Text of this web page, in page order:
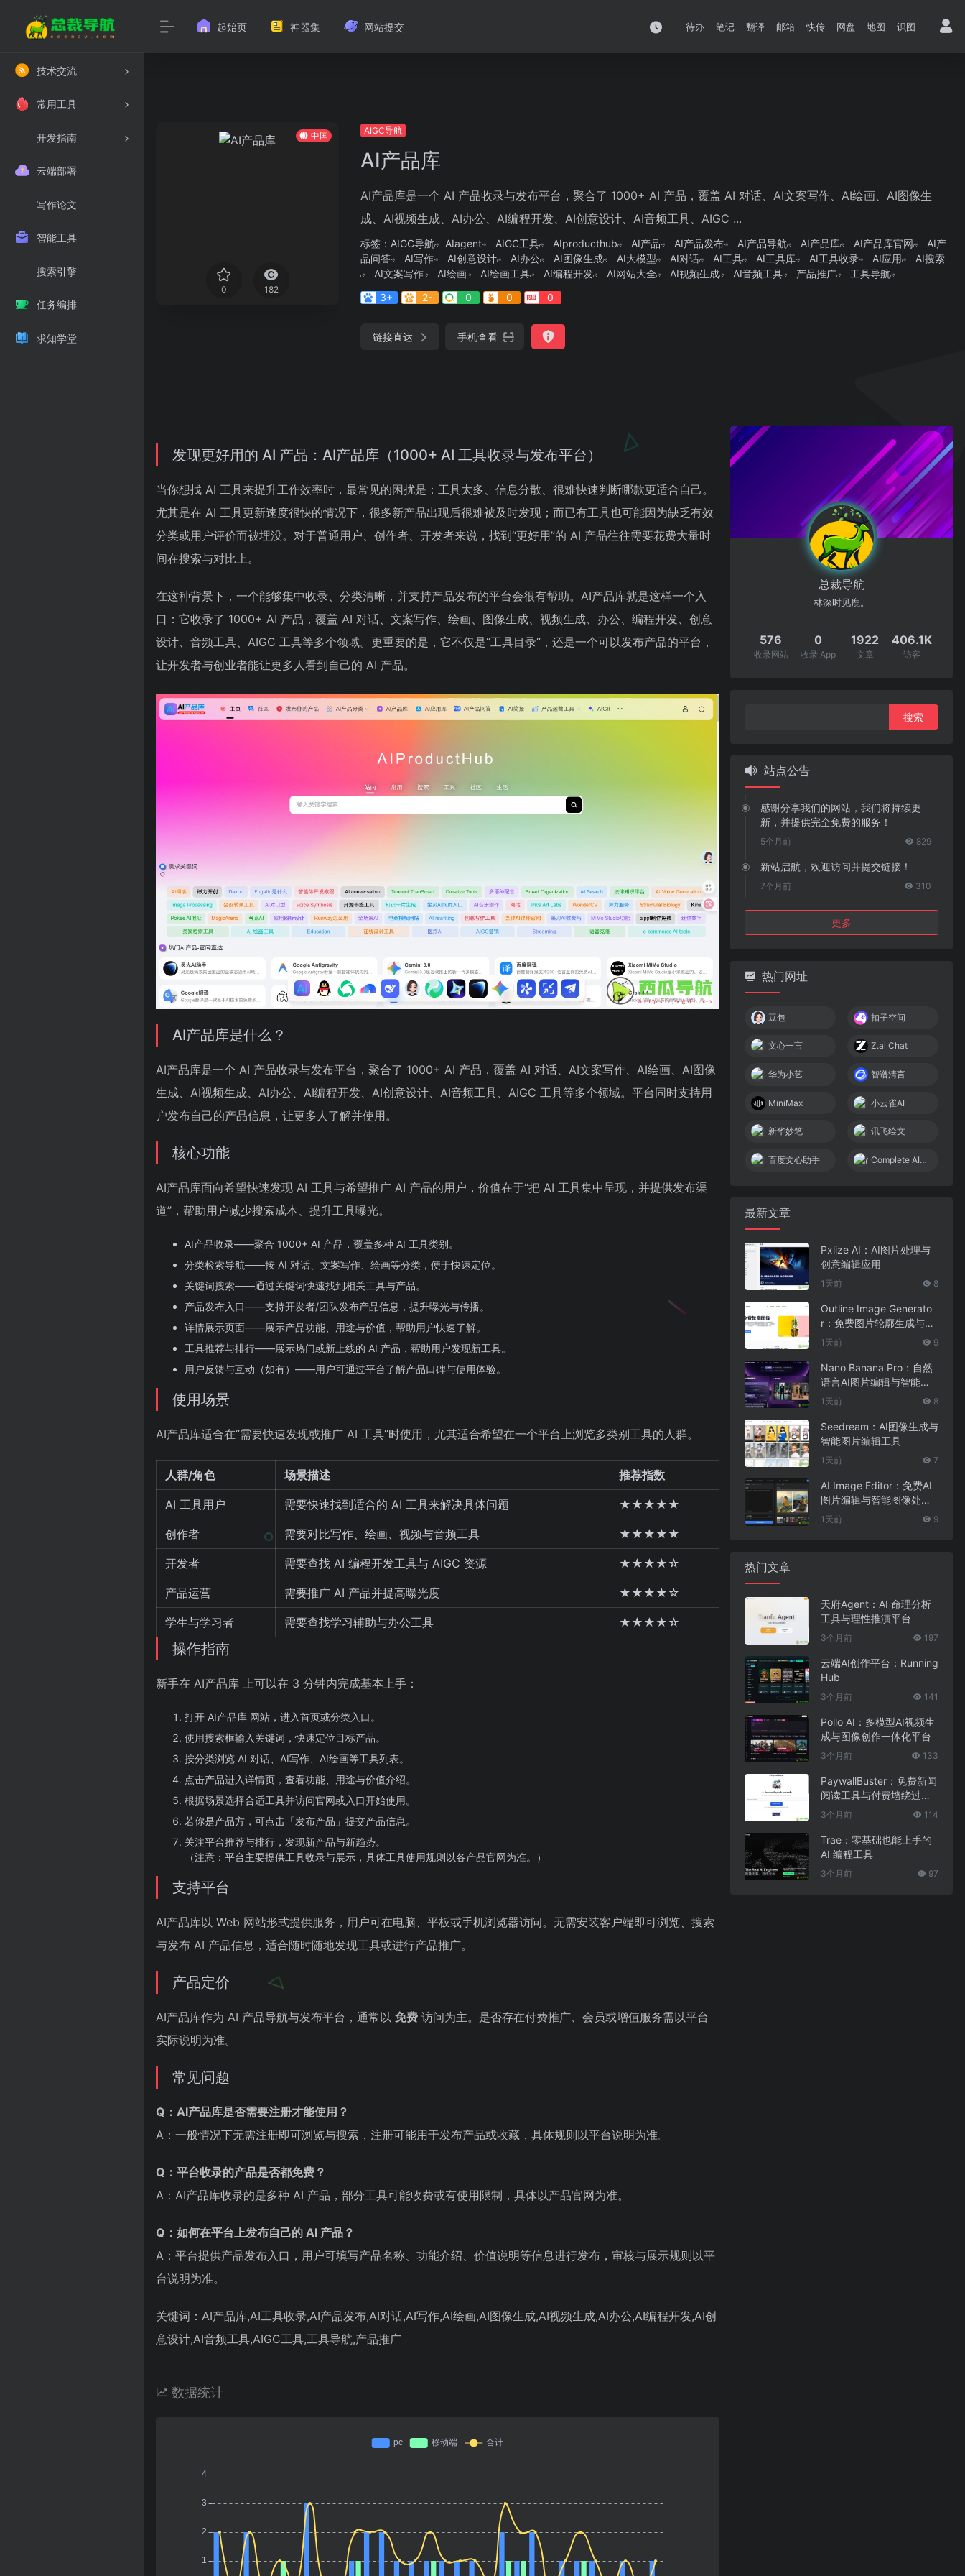
技术交流
常用工具
开发指南
云端部署
写作论文
智能工具
搜索引擎
任务编排
求知学堂
起始页 神器集 网站提交 待办 笔记 翻译 邮箱 快传 网盘 地图 识图
中国
0 182
AIGC导航
AI产品库
AI产品库是一个 AI 产品收录与发布平台，聚合了 1000+ AI 产品，覆盖 AI 对话、AI文案写作、AI绘画、AI图像生
成、AI视频生成、AI办公、AI编程开发、AI创意设计、AI音频工具、AIGC ...
标签： AIGC导航 AIagent AIGC工具 AIproducthub AI产品 AI产品发布 AI产品导航 AI产品库 AI产品库官网
AI产
品问答
AI写作 AI创意设计 AI办公 AI图像生成 AI大模型 AI对话 AI工具 AI工具库 AI工具收录 AI应用
AI搜索
AI文案写作
AI绘画 AI绘画工具 AI编程开发 AI网站大全 AI视频生成 AI音频工具 产品推广
工具导航
3+
2- 0 0 0
链接直达 手机查看
发现更好用的 AI 产品：AI产品库（1000+ AI 工具收录与发布平台）
当你想找 AI 工具来提升工作效率时，最常见的困扰是：工具太多、信息分散、很难快速判断哪款更适合自己。
尤其是在 AI 工具更新速度很快的情况下，很多新产品出现后很难被及时发现；而已有工具也可能因为缺乏有效
分类或用户评价而被埋没。对于普通用户、创作者、开发者来说，找到“更好用”的 AI 产品往往需要花费大量时
间在搜索与对比上。
在这种背景下，一个能够集中收录、分类清晰，并支持产品发布的平台会很有帮助。AI产品库就是这样一个入
口：它收录了 1000+ AI 产品，覆盖 AI 对话、文案写作、绘画、图像生成、视频生成、办公、编程开发、创意
设计、音频工具、AIGC 工具等多个领域。更重要的是，它不仅是“工具目录”，还是一个可以发布产品的平台，
让开发者与创业者能让更多人看到自己的 AI 产品。
AI产品库是什么？
AI产品库是一个 AI 产品收录与发布平台，聚合了 1000+ AI 产品，覆盖 AI 对话、AI文案写作、AI绘画、AI图像
生成、AI视频生成、AI办公、AI编程开发、AI创意设计、AI音频工具、AIGC 工具等多个领域。平台同时支持用
户发布自己的产品信息，让更多人了解并使用。
核心功能
AI产品库面向希望快速发现 AI 工具与希望推广 AI 产品的用户，价值在于“把 AI 工具集中呈现，并提供发布渠
道”，帮助用户减少搜索成本、提升工具曝光。
AI产品收录——聚合 1000+ AI 产品，覆盖多种 AI 工具类别。
分类检索导航——按 AI 对话、文案写作、绘画等分类，便于快速定位。
关键词搜索——通过关键词快速找到相关工具与产品。
产品发布入口——支持开发者/团队发布产品信息，提升曝光与传播。
详情展示页面——展示产品功能、用途与价值，帮助用户快速了解。
工具推荐与排行——展示热门或新上线的 AI 产品，帮助用户发现新工具。
用户反馈与互动（如有）——用户可通过平台了解产品口碑与使用体验。
使用场景
AI产品库适合在“需要快速发现或推广 AI 工具”时使用，尤其适合希望在一个平台上浏览多类别工具的人群。
人群/角色 场景描述 推荐指数
AI 工具用户 需要快速找到适合的 AI 工具来解决具体问题 ★★★★★
创作者 需要对比写作、绘画、视频与音频工具 ★★★★★
开发者 需要查找 AI 编程开发工具与 AIGC 资源 ★★★★☆
产品运营 需要推广 AI 产品并提高曝光度 ★★★★☆
学生与学习者 需要查找学习辅助与办公工具 ★★★★☆
操作指南
新手在 AI产品库 上可以在 3 分钟内完成基本上手：
打开 AI产品库 网站，进入首页或分类入口。
使用搜索框输入关键词，快速定位目标产品。
按分类浏览 AI 对话、AI写作、AI绘画等工具列表。
点击产品进入详情页，查看功能、用途与价值介绍。
根据场景选择合适工具并访问官网或入口开始使用。
若你是产品方，可点击「发布产品」提交产品信息。
关注平台推荐与排行，发现新产品与新趋势。
（注意：平台主要提供工具收录与展示，具体工具使用规则以各产品官网为准。）
支持平台
AI产品库以 Web 网站形式提供服务，用户可在电脑、平板或手机浏览器访问。无需安装客户端即可浏览、搜索
与发布 AI 产品信息，适合随时随地发现工具或进行产品推广。
产品定价
AI产品库作为 AI 产品导航与发布平台，通常以 免费 访问为主。是否存在付费推广、会员或增值服务需以平台
实际说明为准。
常见问题
Q：AI产品库是否需要注册才能使用？
A：一般情况下无需注册即可浏览与搜索，注册可能用于发布产品或收藏，具体规则以平台说明为准。
Q：平台收录的产品是否都免费？
A：AI产品库收录的是多种 AI 产品，部分工具可能收费或有使用限制，具体以产品官网为准。
Q：如何在平台上发布自己的 AI 产品？
A：平台提供产品发布入口，用户可填写产品名称、功能介绍、价值说明等信息进行发布，审核与展示规则以平
台说明为准。
关键词：AI产品库,AI工具收录,AI产品发布,AI对话,AI写作,AI绘画,AI图像生成,AI视频生成,AI办公,AI编程开发,AI创
意设计,AI音频工具,AIGC工具,工具导航,产品推广
数据统计
总裁导航
林深时见鹿。
576
收录网站
0
收录 App
1922
文章
406.1K
访客
站点公告
感谢分享我们的网站，我们将持续更
新，并提供完全免费的服务！
5个月前 829
新站启航，欢迎访问并提交链接！
7个月前 310
更多
热门网址
豆包 扣子空间
文心一言 Z.ai Chat
华为小艺 智谱清言
MiniMax 小云雀AI
新华妙笔 讯飞绘文
百度文心助手 Complete AI Training
最新文章
Pxlize AI：AI图片处理与
创意编辑应用
1天前 8
Outline Image Generato
r：免费图片轮廓生成与在
线图像编辑工具
1天前 9
Nano Banana Pro：自然
语言AI图片编辑与智能图
像处理工具
1天前 8
Seedream：AI图像生成与
智能图片编辑工具
1天前 7
AI Image Editor：免费AI
图片编辑与智能图像处理
工具
1天前 9
热门文章
天府Agent：AI 命理分析
工具与理性推演平台
3个月前 197
云端AI创作平台：Running
Hub
3个月前 141
Pollo AI：多模型AI视频生
成与图像创作一体化平台
3个月前 133
PaywallBuster：免费新闻
阅读工具与付费墙绕过助
手
3个月前 114
Trae：零基础也能上手的
AI 编程工具
3个月前 97